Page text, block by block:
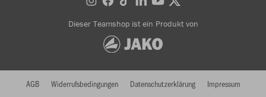
Dieser Teamshop ist ein Produkt von
AGB Widerrufsbedingungen Datenschutzerklärung Impressum